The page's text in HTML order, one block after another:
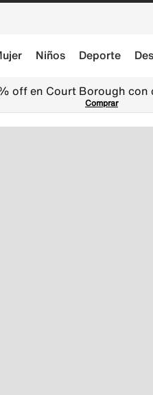
Niños Deporte
off en Court Borough con
Comprar